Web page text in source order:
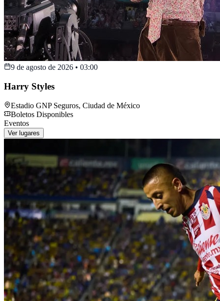
9 de agosto de 2026 • 03:00
Harry Styles
Estadio GNP Seguros, Ciudad de México
Boletos Disponibles
Eventos
Ver lugares